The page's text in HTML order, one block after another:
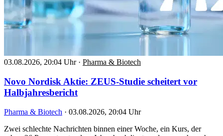
03.08.2026, 20:04 Uhr · Pharma & Biotech
Novo Nordisk Aktie: ZEUS-Studie scheitert vor
Halbjahresbericht
Pharma & Biotech · 03.08.2026, 20:04 Uhr
Zwei schlechte Nachrichten binnen einer Woche, ein Kurs, der